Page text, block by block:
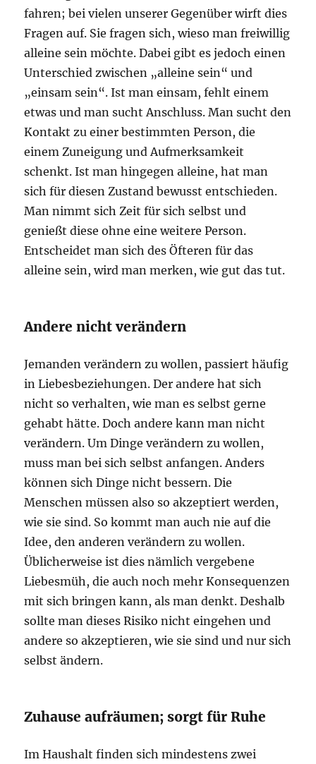
fahren; bei vielen unserer Gegenüber wirft dies
Fragen auf. Sie fragen sich, wieso man freiwillig
alleine sein möchte. Dabei gibt es jedoch einen
Unterschied zwischen „alleine sein“ und
„einsam sein“. Ist man einsam, fehlt einem
etwas und man sucht Anschluss. Man sucht den
Kontakt zu einer bestimmten Person, die
einem Zuneigung und Aufmerksamkeit
schenkt. Ist man hingegen alleine, hat man
sich für diesen Zustand bewusst entschieden.
Man nimmt sich Zeit für sich selbst und
genießt diese ohne eine weitere Person.
Entscheidet man sich des Öfteren für das
alleine sein, wird man merken, wie gut das tut.
Andere nicht verändern
Jemanden verändern zu wollen, passiert häufig
in Liebesbeziehungen. Der andere hat sich
nicht so verhalten, wie man es selbst gerne
gehabt hätte. Doch andere kann man nicht
verändern. Um Dinge verändern zu wollen,
muss man bei sich selbst anfangen. Anders
können sich Dinge nicht bessern. Die
Menschen müssen also so akzeptiert werden,
wie sie sind. So kommt man auch nie auf die
Idee, den anderen verändern zu wollen.
Üblicherweise ist dies nämlich vergebene
Liebesmüh, die auch noch mehr Konsequenzen
mit sich bringen kann, als man denkt. Deshalb
sollte man dieses Risiko nicht eingehen und
andere so akzeptieren, wie sie sind und nur sich
selbst ändern.
Zuhause aufräumen; sorgt für Ruhe
Im Haushalt finden sich mindestens zwei